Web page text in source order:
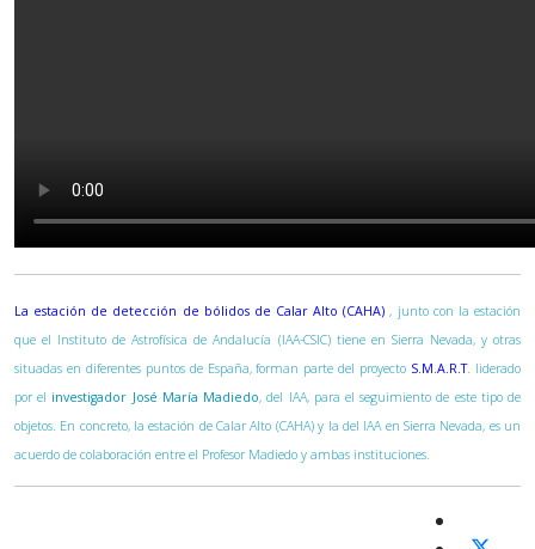
La estación de detección de bólidos de Calar Alto (CAHA) , junto con la estación
que el Instituto de Astrofísica de Andalucía (IAA-CSIC) tiene en Sierra Nevada, y otras
situadas en diferentes puntos de España, forman parte del proyecto S.M.A.R.T. liderado
por el investigador José María Madiedo, del IAA, para el seguimiento de este tipo de
objetos. En concreto, la estación de Calar Alto (CAHA) y la del IAA en Sierra Nevada, es un
acuerdo de colaboración entre el Profesor Madiedo y ambas instituciones.